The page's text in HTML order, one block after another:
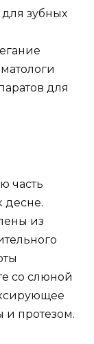
зубных
для
часть
десне.
из
со слюной
и протезом.